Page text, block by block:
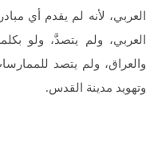
العربي، لأنه لم يقدم أي
العربي، ولم يتصدَّ، ولو
والعراق، ولم يتصد
وتهويد مدينة القدس.